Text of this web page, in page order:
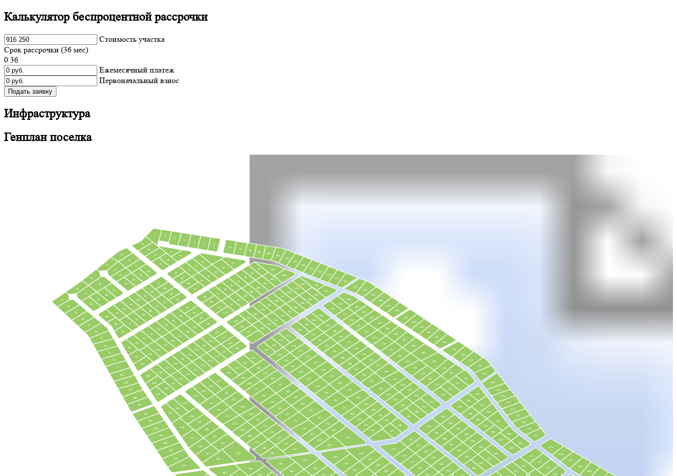
Калькулятор беспроцентной рассрочки
Cтоимость участка
Срок рассрочки (36 мес)
0 36
Ежемесячный платеж
Первоначальный взнос
Подать заявку
Инфраструктура
Генплан поселка
1
2
3
4
5
6
7
14
13
12
11
10
8
9
53
52
51
57
58
59
60
61
50
49
63
62
90
91
92
93
94
95
96
97 98
89
105
106
107
108
109
110
111
112
113
114
140
141
142
143
144
145
146
147
148
149
150
151
157
158
159
160
161
162
163
164
165
166
167
54
55
56 99
100
101
102
103
104
152
153
154
155
156
371
370
369
368
367
366
365
364
363
362
361
360
359
358
357
356
355
380
379
378
377
376
375
374
373
372
676
652
651
650
649
189
188
187
186
185
184
183
182
181
180
127
126
125
77
76
75
74
73
38
37
36
35
34
33
32
31
30
29
28
27
26
25
24
23
22
21
20
19
18
17
16
15
47
48
64
65
46
45
44
43
42
41
40
39
72
71
70
69
68
67
66
79
80
78
124
123
122
121
120
119
81
82
83
84
85
86
87
88
115
116
117
118
128
129
130
131
132
133
134
135
136
137
138
139
168
169
170
171
172
173
174
175
176
177
178
179
654
653
675
672
673
674
381
382
383
384
385
386
387
388
389
390
391
392
393
394
395
396
397
398
399
400
401
402
403
404
405
406
407
408
409
410
411
412
413
414
415
416
421
422
423
424
425
426
427
428
429
442
443
444
445
446
447
466
467
468
469
496
190
191
192
193
194
195
196
197
198
199
200
201
202
204 205
206
207
208
209
210
211
212
213
214
215
216
217
218
219
220
221
222
223
224
225
226
227
228
229
230
231
232
233
234
235
236
237
238
239
240
241
242
243
244
245
246
247
248
249
250
251
252
253
254
255
257
258
259
260
261
262
263
264
265
266
267
268
269
270
271
272
273
274
275
276
277
278
279
280
281
282
283
284
285
286
287
288
289
290
291
292
293
294
295
296
297
298
299
300
301
302
303
304
305
306
307
308
309
310
311
312
313
314
315
316
317
318
319
320
321
322
323
324
325
326
327
328
329
330
331
332
333
334
335
336
337
338
339
340
341
342
343
344
345
346
347
348
349
350
351
352
353
354